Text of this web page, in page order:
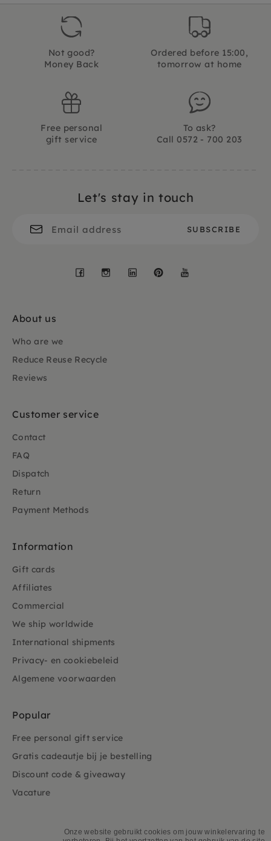
Onze website gebruikt cookies om jouw winkelervaring te
Not good?
Money Back
Ordered before 15:00,
tomorrow at home
Free personal
gift service
To ask?
Call 0572 - 700 203
Let's stay in touch
Facebook
Instagram
LinkedInPinterest
About us
Who are we
Reduce Reuse Recycle
Reviews
Customer service
Contact
FAQ
Dispatch
Return
Payment Methods
Information
Gift cards
Affiliates
Commercial
We ship worldwide
International shipments
Privacy- en cookiebeleid
Algemene voorwaarden
Popular
Free personal gift service
Gratis cadeautje bij je bestelling
Discount code & giveaway
Vacature